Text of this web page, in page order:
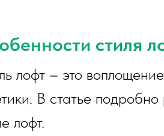
стиля
лофт – это
В статье
лофт.